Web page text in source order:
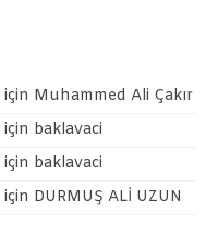
için Muhammed Ali Çakır
için baklavaci
için baklavaci
için DURMUŞ ALİ UZUN